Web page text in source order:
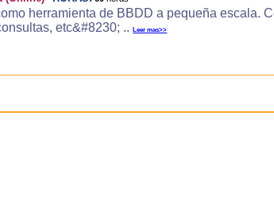
herramienta de BBDD a pequeña escala.
etc&#8230; ..Leer mas>>